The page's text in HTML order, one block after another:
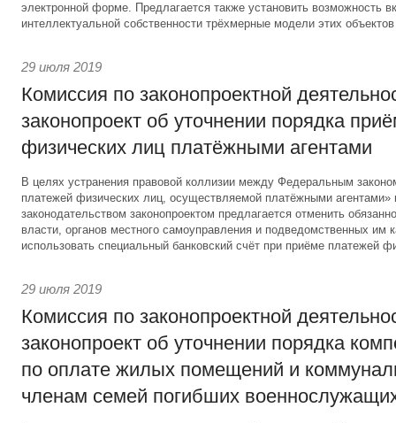
электронной форме. Предлагается также установить возможность
интеллектуальной собственности трёхмерные модели этих
29 июля 2019
Комиссия по законопроектной
законопроект об уточнении порядка
физических лиц платёжными агентами
В целях устранения правовой коллизии между Федеральным
платежей физических лиц, осуществляемой платёжными
законодательством законопроектом предлагается отменить
власти, органов местного самоуправления и подведомственных им
использовать специальный банковский счёт при приёме платежей
29 июля 2019
Комиссия по законопроектной
законопроект об уточнении порядка
по оплате жилых помещений и
членам семей погибших